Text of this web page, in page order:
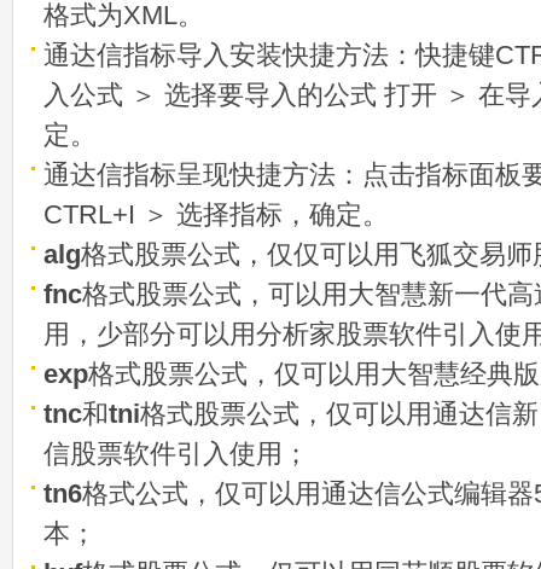
格式为XML。
通达信指标导入安装快捷方法：快捷键
入公式 ＞ 选择要导入的公式 打开 ＞ 在
定。
通达信指标呈现快捷方法：点击指标面板
CTRL+I ＞ 选择指标，确定。
alg格式股票公式，仅仅可以用飞狐交易
fnc格式股票公式，可以用大智慧新一代
用，少部分可以用分析家股票软件引入使
exp格式股票公式，仅可以用大智慧经典
tnc和tni格式股票公式，仅可以用通达信
信股票软件引入使用；
tn6格式公式，仅可以用通达信公式编辑
本；